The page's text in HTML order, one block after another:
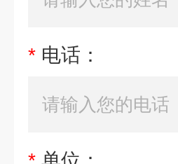
* 电话：